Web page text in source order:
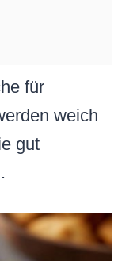
für
weich
gut